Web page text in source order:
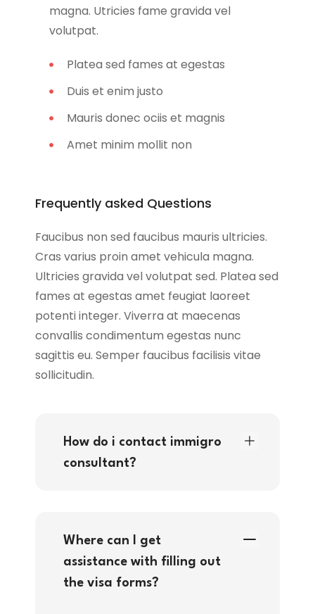
magna. Utricies fame gravida vel
volutpat.
Platea sed fames at egestas
Duis et enim justo
Mauris donec ociis et magnis
Amet minim mollit non
Frequently asked Questions
Faucibus non sed faucibus mauris ultricies.
Cras varius proin amet vehicula magna.
Ultricies gravida vel volutpat sed. Platea sed
fames at egestas amet feugiat laoreet
potenti integer. Viverra at maecenas
convallis condimentum egestas nunc
sagittis eu. Semper faucibus facilisis vitae
sollicitudin.
How do i contact immigro
consultant?
Where can I get
assistance with filling out
the visa forms?